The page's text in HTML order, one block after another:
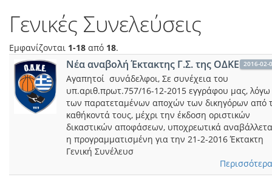
Γενικές Συνελεύσεις
Εμφανίζονται 1-18 από 18.
Νέα αναβολή Έκτακτης Γ.Σ. της ΟΔΚΕ 2016-02-
Αγαπητοί συνάδελφοι, Σε συνέχεια του
υπ.αριθ.πρωτ.757/16-12-2015 εγγράφου μας, λόγω
των παρατεταμένων αποχών των δικηγόρων από
καθήκοντά τους, μέχρι την έκδοση οριστικών
δικαστικών αποφάσεων, υποχρεωτικά
η προγραμματισμένη για την 21-2-2016 Έκτακτη
Γενική Συνέλευσ